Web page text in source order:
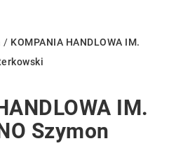
/ KOMPANIA HANDLOWA IM.
IM.
Szymon